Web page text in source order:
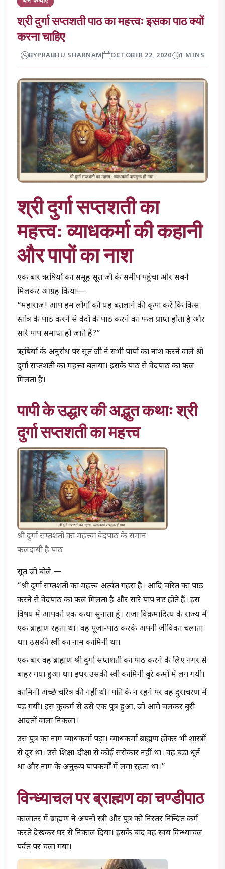
श्री दुर्गा सप्तशती पाठ का महत्त्वः इसका पाठ क्यों
करना चाहिए
BYPRABHU SHARNAM OCTOBER 22, 2020 1 MINS
श्री दुर्गा सप्तशती का
महत्त्व: व्याधकर्मा की कहानी
और पापों का नाश
एक बार ऋषियों का समूह सूत जी के समीप पहुंचा और सबने
मिलकर आग्रह किया—
“महाराज! आप हम लोगों को यह बतलाने की कृपा करें कि किस
स्तोत्र के पाठ करने से वेदों के पाठ करने का फल प्राप्त होता है और
सारे पाप समाप्त हो जाते हैं?”
ऋषियों के अनुरोध पर सूत जी ने सभी पापों का नाश करने वाले श्री
दुर्गा सप्तशती का महत्त्व बताया। इसके पाठ से वेदपाठ का फल
मिलता है।
पापी के उद्धार की अद्भुत कथाः श्री
दुर्गा सप्तशती का महत्त्व
श्री दुर्गा सप्तशती का महत्त्वः वेदपाठ के समान
फलदायी है पाठ
सूत जी बोले —
“श्री दुर्गा सप्तशती का महत्त्व अत्यंत गहरा है। आदि चरित का पाठ
करने से वेदपाठ का फल मिलता है और सारे पाप नष्ट होते हैं। इस
विषय में आपको एक कथा सुनाता हूं। राजा विक्रमादित्य के राज्य में
एक ब्राह्मण रहता था। वह पूजा-पाठ करके अपनी जीविका चलाता
था। उसकी स्त्री का नाम कामिनी था।
एक बार वह ब्राह्मण श्री दुर्गा सप्तशती का पाठ करने के लिए नगर से
बाहर गया हुआ था। इधर उसकी स्त्री कामिनी बुरे कर्मों में लग गयी।
कामिनी अच्छे चरित्र की नहीं थी। पति के न रहने पर वह दुराचरण में
पड़ गयी। इस कुकर्म से उसे एक पुत्र हुआ, जो आगे चलकर बुरी
आदतों वाला निकला।
उस पुत्र का नाम व्याधकर्मा पड़ा। व्याधकर्मा ब्राह्मण होकर भी शास्त्रों
से दूर था। उसे शिक्षा-दीक्षा से कोई सरोकार नहीं था। वह बड़ा धूर्त
था और नाम के अनुरूप पापकर्मों में लगा रहता था।”
विन्ध्याचल पर ब्राह्मण का चण्डीपाठ
कालांतर में ब्राह्मण ने अपनी स्त्री और पुत्र को निरंतर निन्दित कर्म
करते देखकर घर से निकाल दिया। इसके बाद वह स्वयं विन्ध्याचल
पर्वत पर चला गया।